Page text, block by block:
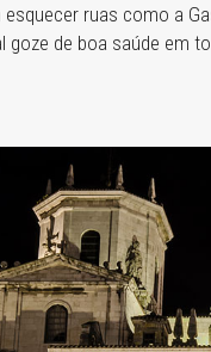
ruas como a
de boa saúde em